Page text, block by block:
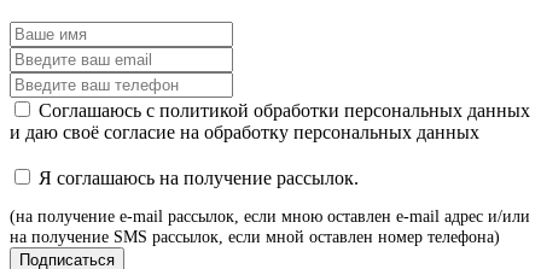
Соглашаюсь с политикой обработки персональных данных
и даю своё согласие на обработку персональных данных
Я соглашаюсь на получение рассылок.
(на получение e-mail рассылок, если мною оставлен e-mail адрес и/или
на получение SMS рассылок, если мной оставлен номер телефона)
Подписаться